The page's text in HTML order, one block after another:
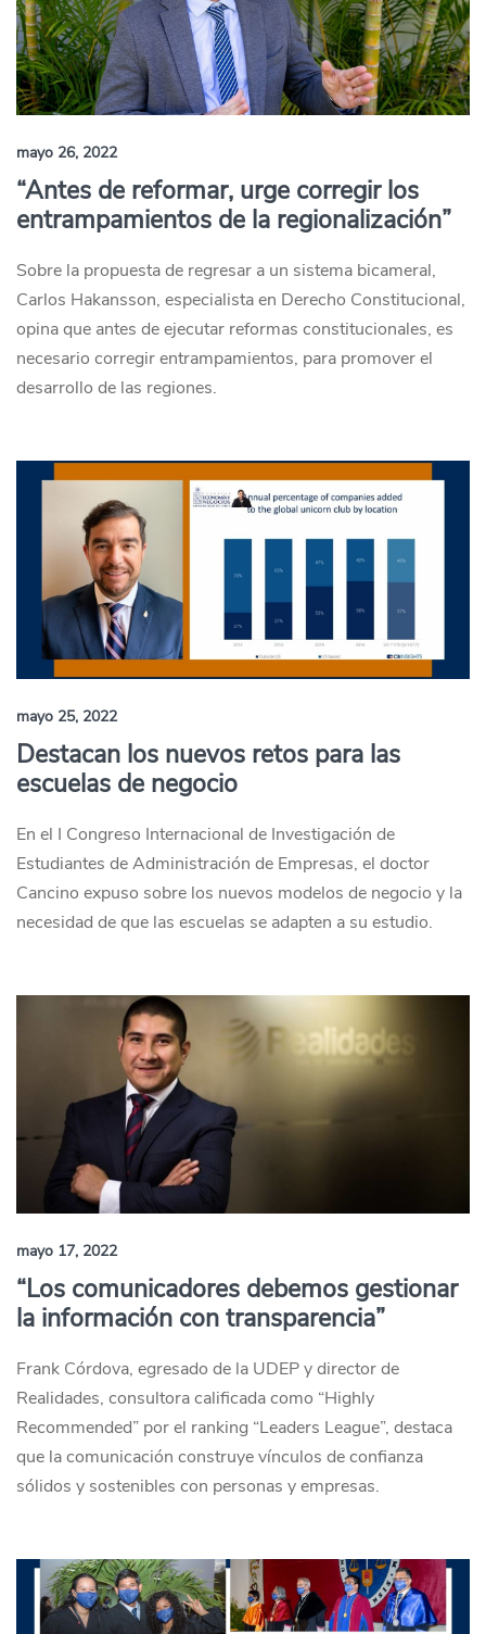
mayo 26, 2022
“Antes de reformar, urge corregir los
entrampamientos de la regionalización”
Sobre la propuesta de regresar a un sistema bicameral,
Carlos Hakansson, especialista en Derecho Constitucional,
opina que antes de ejecutar reformas constitucionales, es
necesario corregir entrampamientos, para promover el
desarrollo de las regiones.
mayo 25, 2022
Destacan los nuevos retos para las
escuelas de negocio
En el I Congreso Internacional de Investigación de
Estudiantes de Administración de Empresas, el doctor
Cancino expuso sobre los nuevos modelos de negocio y la
necesidad de que las escuelas se adapten a su estudio.
mayo 17, 2022
“Los comunicadores debemos gestionar
la información con transparencia”
Frank Córdova, egresado de la UDEP y director de
Realidades, consultora calificada como “Highly
Recommended” por el ranking “Leaders League”, destaca
que la comunicación construye vínculos de confianza
sólidos y sostenibles con personas y empresas.